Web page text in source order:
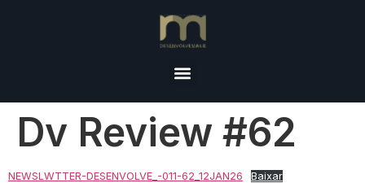
Dv Review #62
NEWSLWTTER-DESENVOLVE_-011-62_12JAN26 Baixar